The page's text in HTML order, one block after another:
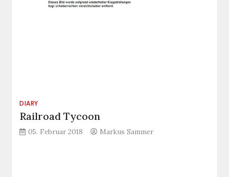
DIARY
Railroad Tycoon
05. Februar 2018 Markus Sammer